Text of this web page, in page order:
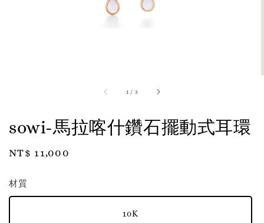
1 / 3
sowi-馬拉喀什鑽石擺動式耳環
Regular
NT$ 11,000
材質
10K